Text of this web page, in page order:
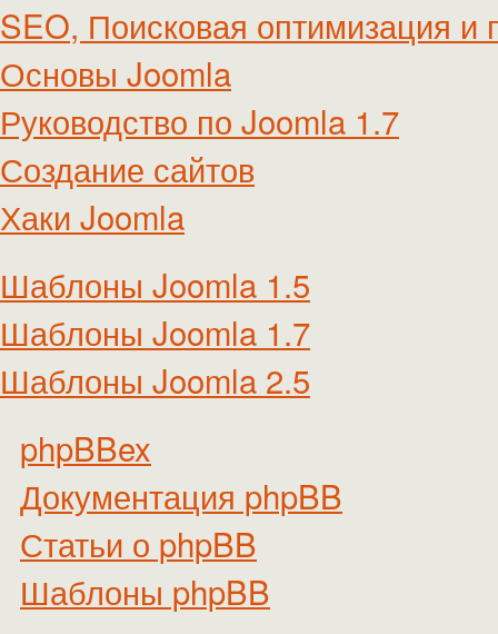
SEO, Поисковая оптимизация и
Основы Joomla
Руководство по Joomla 1.7
Создание сайтов
Хаки Joomla
Шаблоны Joomla 1.5
Шаблоны Joomla 1.7
Шаблоны Joomla 2.5
phpBBex
Документация phpBB
Статьи о phpBB
Шаблоны phpBB